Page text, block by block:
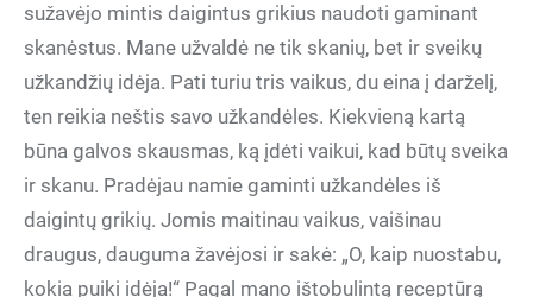
sužavėjo mintis daigintus grikius naudoti gaminant
skanėstus. Mane užvaldė ne tik skanių, bet ir sveikų
užkandžių idėja. Pati turiu tris vaikus, du eina į darželį,
ten reikia neštis savo užkandėles. Kiekvieną kartą
būna galvos skausmas, ką įdėti vaikui, kad būtų sveika
ir skanu. Pradėjau namie gaminti užkandėles iš
daigintų grikių. Jomis maitinau vaikus, vaišinau
draugus, dauguma žavėjosi ir sakė: „O, kaip nuostabu,
kokia puiki idėja!“ Pagal mano ištobulintą receptūrą